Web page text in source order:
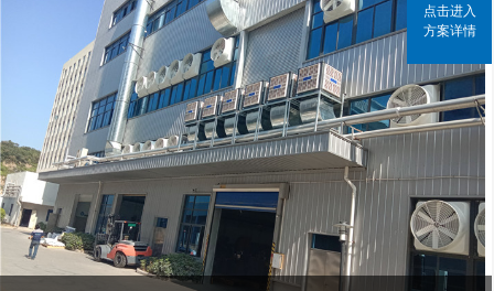
点击进入
方案详情